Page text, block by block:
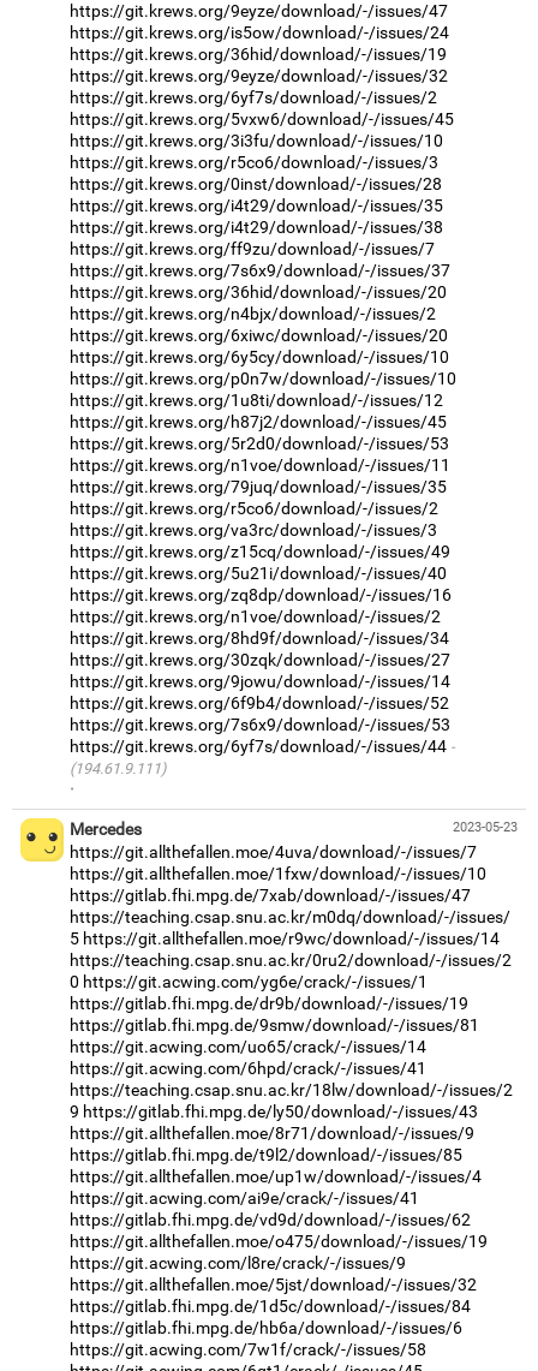
https://git.krews.org/9eyze/download/-/issues/47
https://git.krews.org/is5ow/download/-/issues/24
https://git.krews.org/36hid/download/-/issues/19
https://git.krews.org/9eyze/download/-/issues/32
https://git.krews.org/6yf7s/download/-/issues/2
https://git.krews.org/5vxw6/download/-/issues/45
https://git.krews.org/3i3fu/download/-/issues/10
https://git.krews.org/r5co6/download/-/issues/3
https://git.krews.org/0inst/download/-/issues/28
https://git.krews.org/i4t29/download/-/issues/35
https://git.krews.org/i4t29/download/-/issues/38
https://git.krews.org/ff9zu/download/-/issues/7
https://git.krews.org/7s6x9/download/-/issues/37
https://git.krews.org/36hid/download/-/issues/20
https://git.krews.org/n4bjx/download/-/issues/2
https://git.krews.org/6xiwc/download/-/issues/20
https://git.krews.org/6y5cy/download/-/issues/10
https://git.krews.org/p0n7w/download/-/issues/10
https://git.krews.org/1u8ti/download/-/issues/12
https://git.krews.org/h87j2/download/-/issues/45
https://git.krews.org/5r2d0/download/-/issues/53
https://git.krews.org/n1voe/download/-/issues/11
https://git.krews.org/79juq/download/-/issues/35
https://git.krews.org/r5co6/download/-/issues/2
https://git.krews.org/va3rc/download/-/issues/3
https://git.krews.org/z15cq/download/-/issues/49
https://git.krews.org/5u21i/download/-/issues/40
https://git.krews.org/zq8dp/download/-/issues/16
https://git.krews.org/n1voe/download/-/issues/2
https://git.krews.org/8hd9f/download/-/issues/34
https://git.krews.org/30zqk/download/-/issues/27
https://git.krews.org/9jowu/download/-/issues/14
https://git.krews.org/6f9b4/download/-/issues/52
https://git.krews.org/7s6x9/download/-/issues/53
https://git.krews.org/6yf7s/download/-/issues/44
(194.61.9.111)
·
2023-05-23
Mercedes
https://git.allthefallen.moe/4uva/download/-/issues/7
https://git.allthefallen.moe/1fxw/download/-/issues/10
https://gitlab.fhi.mpg.de/7xab/download/-/issues/47
https://teaching.csap.snu.ac.kr/m0dq/download/-/issues/
5 https://git.allthefallen.moe/r9wc/download/-/issues/14
https://teaching.csap.snu.ac.kr/0ru2/download/-/issues/2
0 https://git.acwing.com/yg6e/crack/-/issues/1
https://gitlab.fhi.mpg.de/dr9b/download/-/issues/19
https://gitlab.fhi.mpg.de/9smw/download/-/issues/81
https://git.acwing.com/uo65/crack/-/issues/14
https://git.acwing.com/6hpd/crack/-/issues/41
https://teaching.csap.snu.ac.kr/18lw/download/-/issues/2
9 https://gitlab.fhi.mpg.de/ly50/download/-/issues/43
https://git.allthefallen.moe/8r71/download/-/issues/9
https://gitlab.fhi.mpg.de/t9l2/download/-/issues/85
https://git.allthefallen.moe/up1w/download/-/issues/4
https://git.acwing.com/ai9e/crack/-/issues/41
https://gitlab.fhi.mpg.de/vd9d/download/-/issues/62
https://git.allthefallen.moe/o475/download/-/issues/19
https://git.acwing.com/l8re/crack/-/issues/9
https://git.allthefallen.moe/5jst/download/-/issues/32
https://gitlab.fhi.mpg.de/1d5c/download/-/issues/84
https://gitlab.fhi.mpg.de/hb6a/download/-/issues/6
https://git.acwing.com/7w1f/crack/-/issues/58